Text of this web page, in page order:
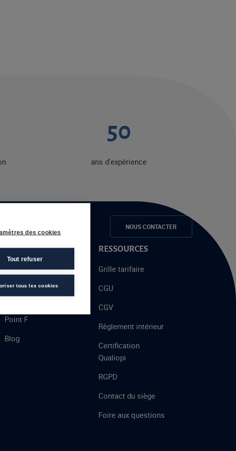
candidats NOUS CONTACTER
50
ans d'expérience
À PROPOS
Talent
Point F
Blog
RESSOURCES
Grille tarifaire
CGU
CGV
Règlement intérieur
Certification
Qualiopi
RGPD
Contact du siège
Foire aux questions
des cookies
Tout refuser
tous les cookies